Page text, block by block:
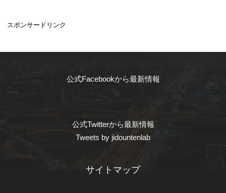
スポンサードリンク
公式Facebookから最新情報
公式Twitterから最新情報
Tweets by jidountenlab
サイトマップ